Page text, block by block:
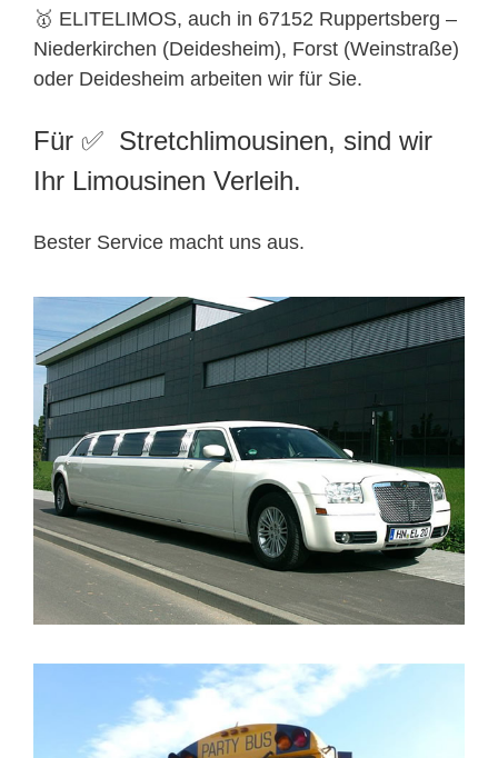
🥇 ELITELIMOS, auch in 67152 Ruppertsberg –
Niederkirchen (Deidesheim), Forst (Weinstraße)
oder Deidesheim arbeiten wir für Sie.
Für ✅ Stretchlimousinen, sind wir
Ihr Limousinen Verleih.
Bester Service macht uns aus.